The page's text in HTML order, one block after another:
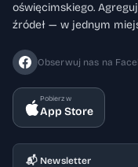
oświęcimskiego.
źródeł — w jednym
Obserwuj nas na
Pobierz w
App Store
📬 Newsletter